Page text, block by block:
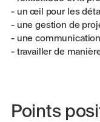
- un œil pour les
- une gestion de
- une
- travailler de
Points